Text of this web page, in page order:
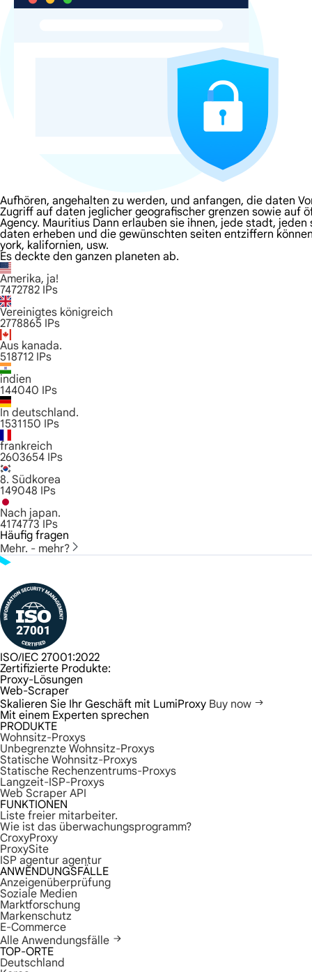
Aufhören, angehalten zu werden, und anfangen, die daten
Zugriff auf daten jeglicher geografischer grenzen sowie auf
Agency. Mauritius Dann erlauben sie ihnen, jede stadt,
daten erheben und die gewünschten seiten entziffern
york, kalifornien, usw.
Es deckte den ganzen planeten ab.
Amerika, ja!
7472782 IPs
Vereinigtes königreich
2778865 IPs
Aus kanada.
518712 IPs
indien
144040 IPs
In deutschland.
1531150 IPs
frankreich
2603654 IPs
8. Südkorea
149048 IPs
Nach japan.
4174773 IPs
Häufig fragen
Mehr. - mehr?
ISO/IEC 27001:2022
Zertifizierte Produkte:
Proxy-Lösungen
Web-Scraper
Skalieren Sie Ihr Geschäft mit LumiProxy Buy now
Mit einem Experten sprechen
PRODUKTE
Wohnsitz-Proxys
Unbegrenzte Wohnsitz-Proxys
Statische Wohnsitz-Proxys
Statische Rechenzentrums-Proxys
Langzeit-ISP-Proxys
Web Scraper API
FUNKTIONEN
Liste freier mitarbeiter.
Wie ist das überwachungsprogramm?
CroxyProxy
ProxySite
ISP agentur agentur
ANWENDUNGSFÄLLE
Anzeigenüberprüfung
Soziale Medien
Marktforschung
Markenschutz
E-Commerce
Alle Anwendungsfälle
TOP-ORTE
Deutschland